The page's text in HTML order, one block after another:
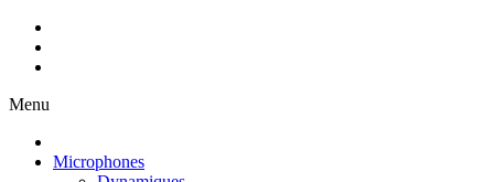
Menu
Microphones